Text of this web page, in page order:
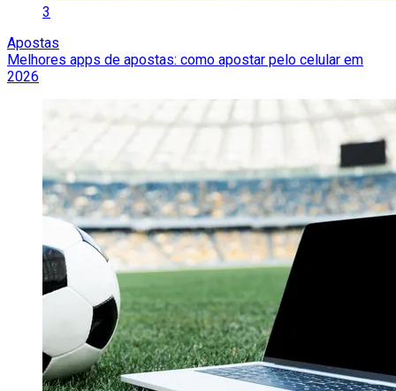
3
Apostas
Melhores apps de apostas: como apostar pelo celular em
2026